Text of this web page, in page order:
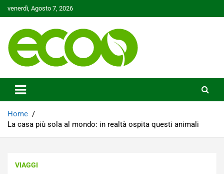
to
venerdì, Agosto 7, 2026
Ecoo.it
Home
La casa più sola al mondo: in realtà ospita questi animali
VIAGGI